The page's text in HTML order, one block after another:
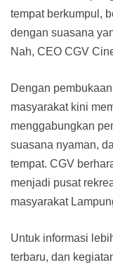
tempat berkumpul,
dengan suasana
Nah, CEO CGV
Dengan
masyarakat kini
menggabungkan
suasana nyaman,
tempat. CGV
menjadi pusat
masyarakat
Untuk informasi
terbaru, dan